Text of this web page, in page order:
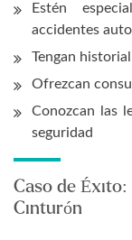
Estén
accidentes
Tengan
Ofrezcan
Conozcan las
seguridad
Caso de Éxito:
Cinturón